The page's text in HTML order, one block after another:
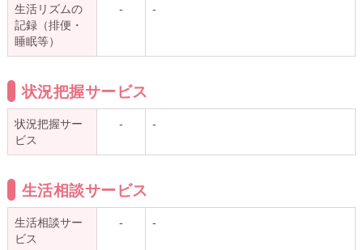
生活リズムの
記録（排便・
睡眠等）
- -
状況把握サービス
状況把握サー
ビス
- -
生活相談サービス
生活相談サー
ビス
- -